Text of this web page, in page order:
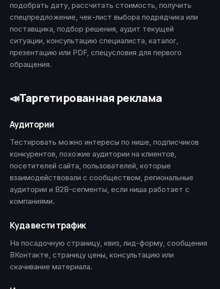
подобрать дату, рассчитать стоимость, получить
спецпредложение, чек-лист выбора подрядчика или
поставщика, подбор решения, аудит текущей
ситуации, консультацию специалиста, каталог,
презентацию или PDF, спецусловия для первого
обращения.
📣Таргетированная реклама
Аудитории
Тестировать можно интересы по нише, подписчиков
конкурентов, похожие аудитории на клиентов,
посетителей сайта, пользователей, которые
взаимодействовали с сообществом, региональные
аудитории и B2B-сегменты, если ниша работает с
компаниями.
Куда вести трафик
На посадочную страницу, квиз, лид-форму, сообщения
ВКонтакте, страницу цены, консультацию или
скачивание материала.